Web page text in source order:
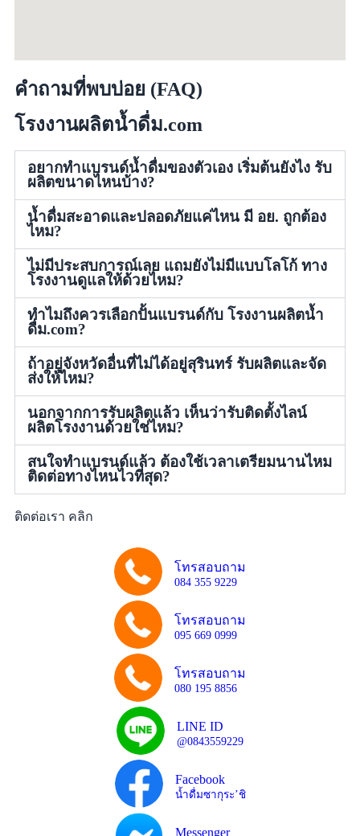
คำถามที่พบบ่อย (FAQ)
โรงงานผลิตน้ำดื่ม.com
อยากทำแบรนด์น้ำดื่มของตัวเอง เริ่มต้นยังไง รับ
ผลิตขนาดไหนบ้าง?
น้ำดื่มสะอาดและปลอดภัยแค่ไหน มี อย. ถูกต้อง
ไหม?
ไม่มีประสบการณ์เลย แถมยังไม่มีแบบโลโก้ ทาง
โรงงานดูแลให้ด้วยไหม?
ทำไมถึงควรเลือกปั้นแบรนด์กับ โรงงานผลิตน้ำ
ดื่ม.com?
ถ้าอยู่จังหวัดอื่นที่ไม่ได้อยู่สุรินทร์ รับผลิตและจัด
ส่งให้ไหม?
นอกจากการรับผลิตแล้ว เห็นว่ารับติดตั้งไลน์
ผลิตโรงงานด้วยใช่ไหม?
สนใจทำแบรนด์แล้ว ต้องใช้เวลาเตรียมนานไหม
ติดต่อทางไหนไวที่สุด?
ติดต่อเรา คลิก
โทรสอบถาม
084 355 9229
โทรสอบถาม
095 669 0999
โทรสอบถาม
080 195 8856
LINE ID
@0843559229
Facebook
น้ำดื่มซากุระ’ชิ
Messenger